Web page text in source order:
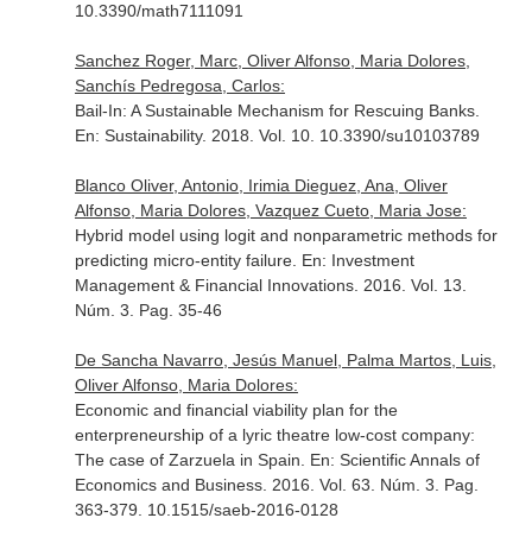
10.3390/math7111091
Sanchez Roger, Marc, Oliver Alfonso, Maria Dolores,
Sanchís Pedregosa, Carlos:
Bail-In: A Sustainable Mechanism for Rescuing Banks.
En: Sustainability. 2018. Vol. 10. 10.3390/su10103789
Blanco Oliver, Antonio, Irimia Dieguez, Ana, Oliver
Alfonso, Maria Dolores, Vazquez Cueto, Maria Jose:
Hybrid model using logit and nonparametric methods for
predicting micro-entity failure. En: Investment
Management & Financial Innovations. 2016. Vol. 13.
Núm. 3. Pag. 35-46
De Sancha Navarro, Jesús Manuel, Palma Martos, Luis,
Oliver Alfonso, Maria Dolores:
Economic and financial viability plan for the
enterpreneurship of a lyric theatre low-cost company:
The case of Zarzuela in Spain. En: Scientific Annals of
Economics and Business. 2016. Vol. 63. Núm. 3. Pag.
363-379. 10.1515/saeb-2016-0128